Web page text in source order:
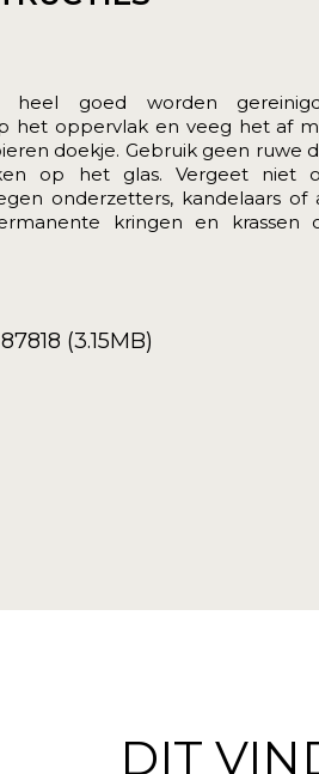
heel goed worden
het oppervlak en veeg het af
doekje. Gebruik geen ruwe
op het glas. Vergeet niet
onderzetters, kandelaars of
kringen en krassen
(3.15MB)
DIT